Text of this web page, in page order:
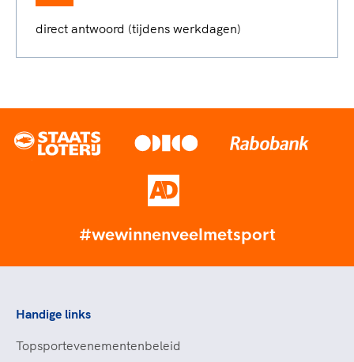
direct antwoord (tijdens werkdagen)
#wewinnenveelmetsport
Handige links
Topsportevenementenbeleid